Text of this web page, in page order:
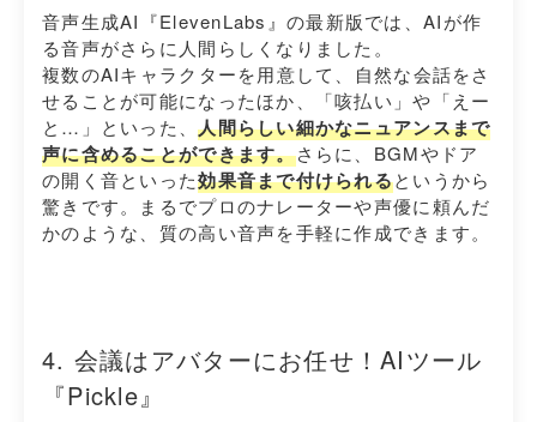
音声生成AI『ElevenLabs』の最新版では、AIが作
る音声がさらに人間らしくなりました。
複数のAIキャラクターを用意して、自然な会話をさ
せることが可能になったほか、「咳払い」や「えー
と…」といった、人間らしい細かなニュアンスまで
声に含めることができます。さらに、BGMやドア
の開く音といった効果音まで付けられるというから
驚きです。まるでプロのナレーターや声優に頼んだ
かのような、質の高い音声を手軽に作成できます。
4. 会議はアバターにお任せ！AIツール
『Pickle』